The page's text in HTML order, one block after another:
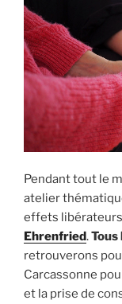
Pendant tout le
atelier
effets
Ehrenfried.Tous
retrouverons
Carcassonne
et la prise de